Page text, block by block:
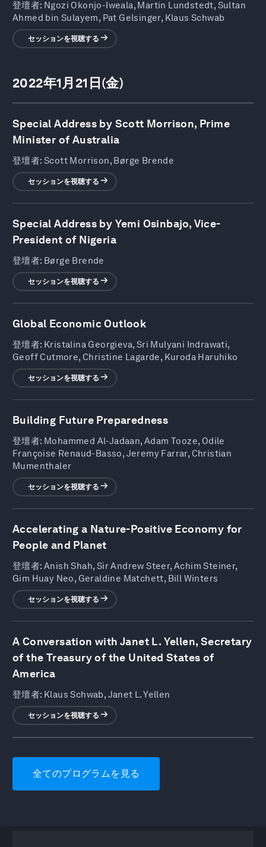
登壇者: Ngozi Okonjo-Iweala, Martin Lundstedt, Sultan
Ahmed bin Sulayem, Pat Gelsinger, Klaus Schwab
セッションを視聴する
2022年1月21日(金)
Special Address by Scott Morrison, Prime
Minister of Australia
登壇者: Scott Morrison, Børge Brende
セッションを視聴する
Special Address by Yemi Osinbajo, Vice-
President of Nigeria
登壇者: Børge Brende
セッションを視聴する
Global Economic Outlook
登壇者: Kristalina Georgieva, Sri Mulyani Indrawati,
Geoff Cutmore, Christine Lagarde, Kuroda Haruhiko
セッションを視聴する
Building Future Preparedness
登壇者: Mohammed Al-Jadaan, Adam Tooze, Odile
Françoise Renaud-Basso, Jeremy Farrar, Christian
Mumenthaler
セッションを視聴する
Accelerating a Nature-Positive Economy for
People and Planet
登壇者: Anish Shah, Sir Andrew Steer, Achim Steiner,
Gim Huay Neo, Geraldine Matchett, Bill Winters
セッションを視聴する
A Conversation with Janet L. Yellen, Secretary
of the Treasury of the United States of
America
登壇者: Klaus Schwab, Janet L. Yellen
セッションを視聴する
全てのプログラムを見る